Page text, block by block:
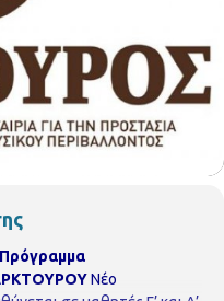
Πρόγραμμα
ΑΡΚΤΟΥΡΟΥΝέο